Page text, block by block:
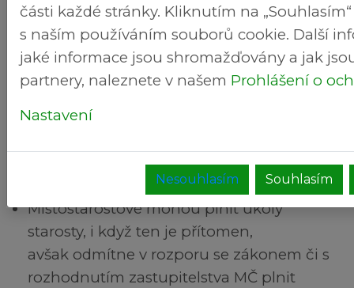
Místostarostovéjsou voleni zastupitelstvem
městské části. To zároveň určí, kolik
místostarostů bude starosta mít.
Místostarostové mají následující pravomoci a
Místostarostové zastupují starostu MČ v
době jeho nepřítomnosti.
Místostarostové mohou plnit úkoly
starosty, i když ten je přítomen,
avšak odmítne v rozporu se zákonem či s
rozhodnutím zastupitelstva MČ plnit
části každé stránky. Kliknutím na
s naším používáním souborů cookie. Další
jaké informace jsou shromažďovány a jak
partnery, naleznete v našem Prohlášení o
Nastavení
Nesouhlasím Souhlasím